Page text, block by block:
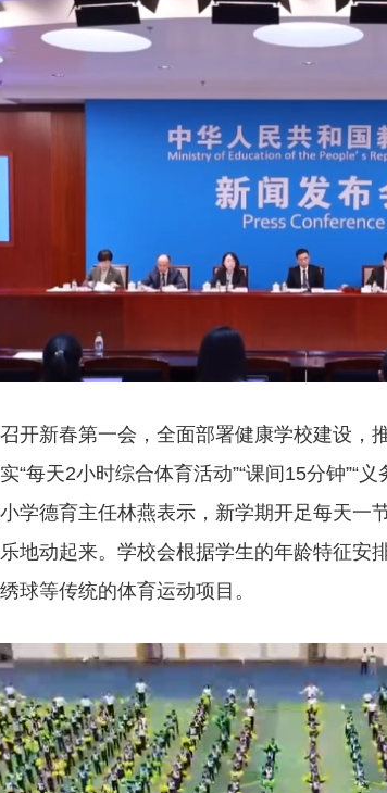
开新春第一会，全面部署健康学校建设，
“每天2小时综合体育活动”“课间15分钟”“
学德育主任林燕表示，新学期开足每天一
地动起来。学校会根据学生的年龄特征安
球等传统的体育运动项目。
闹新春